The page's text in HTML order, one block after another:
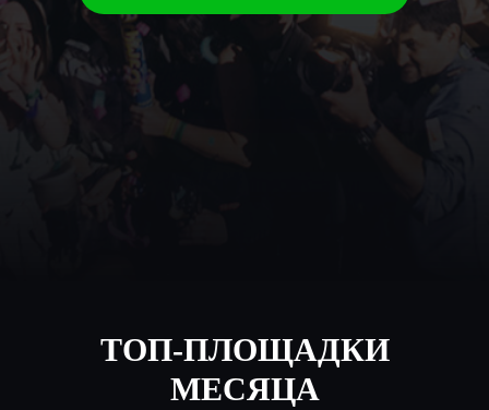
ТОП-ПЛОЩАДКИ
МЕСЯЦА
НАБОРЫ, ГОТОВЫЕ К ВАШЕМУ